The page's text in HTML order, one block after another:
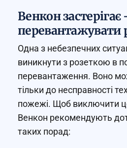
Венкон
перевантажувати
Одна з небезпечних
виникнути з розеткою в
перевантаження. Воно
тільки до несправності
пожежі. Щоб виключити
Венкон рекомендують
таких порад: